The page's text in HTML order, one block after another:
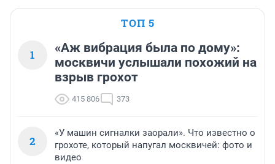
ТОП 5
1
«Аж вибрация была по дому»:
москвичи услышали похожий на
взрыв грохот
415 806 373
2
«У машин сигналки заорали». Что известно о
грохоте, который напугал москвичей: фото и
видео